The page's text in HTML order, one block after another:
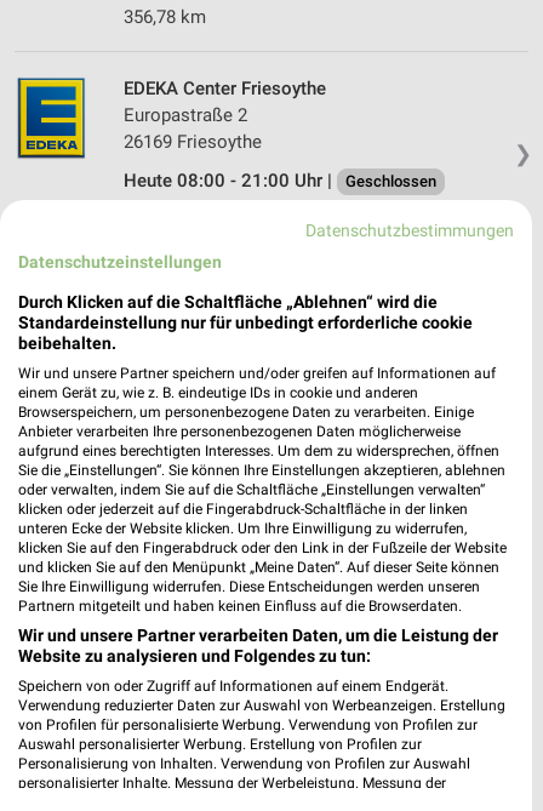
356,78 km
❯
EDEKA Center Friesoythe
Europastraße 2
26169 Friesoythe
Heute 08:00 - 21:00 Uhr |
Geschlossen
EDEKA Husmann Wiefelstede
Ofenerfelder Straße 1a
Heute 08:00 - 21:00 Uhr | Geschlossen
358,69 km
EDEKA Ziegelhof Oldenburg
Ziegelhofstraße 105
26121 Oldenburg
Heute 07:00 - 00:00 Uhr | Geschlossen
356,38 km • Angebote: 2 Prospekte
EDEKA Tiemann Westerstede
Kuhlenstraße 51
26655 Westerstede
Heute 07:30 - 20:00 Uhr | Geschlossen
Datenschutzbestimmungen
Datenschutzeinstellungen
Durch Klicken auf die Schaltfläche „Ablehnen“ wird die
Standardeinstellung nur für unbedingt erforderliche cookie
beibehalten.
Wir und unsere Partner speichern und/oder greifen auf Informationen auf
einem Gerät zu, wie z. B. eindeutige IDs in cookie und anderen
Browserspeichern, um personenbezogene Daten zu verarbeiten. Einige
Anbieter verarbeiten Ihre personenbezogenen Daten möglicherweise
aufgrund eines berechtigten Interesses. Um dem zu widersprechen, öffnen
Sie die „Einstellungen“. Sie können Ihre Einstellungen akzeptieren, ablehnen
oder verwalten, indem Sie auf die Schaltfläche „Einstellungen verwalten“
klicken oder jederzeit auf die Fingerabdruck-Schaltfläche in der linken
unteren Ecke der Website klicken. Um Ihre Einwilligung zu widerrufen,
klicken Sie auf den Fingerabdruck oder den Link in der Fußzeile der Website
und klicken Sie auf den Menüpunkt „Meine Daten“. Auf dieser Seite können
Sie Ihre Einwilligung widerrufen. Diese Entscheidungen werden unseren
Partnern mitgeteilt und haben keinen Einfluss auf die Browserdaten.
Wir und unsere Partner verarbeiten Daten, um die Leistung der
Website zu analysieren und Folgendes zu tun:
Speichern von oder Zugriff auf Informationen auf einem Endgerät.
Verwendung reduzierter Daten zur Auswahl von Werbeanzeigen. Erstellung
von Profilen für personalisierte Werbung. Verwendung von Profilen zur
Auswahl personalisierter Werbung. Erstellung von Profilen zur
Personalisierung von Inhalten. Verwendung von Profilen zur Auswahl
personalisierter Inhalte. Messung der Werbeleistung. Messung der